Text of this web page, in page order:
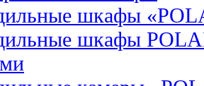
шкафы
шкафы